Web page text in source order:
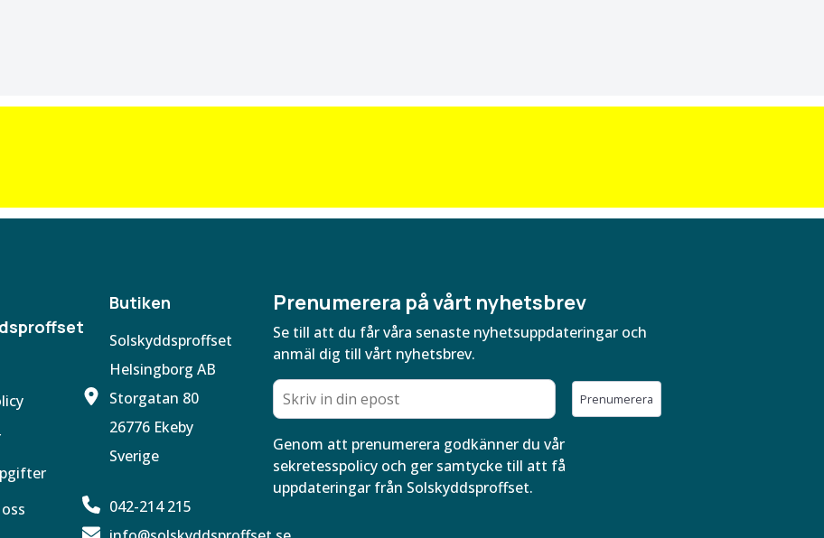
Butiken
Solskyddsproffset
Helsingborg AB
Storgatan 80
26776 Ekeby
Sverige
042-214 215
Prenumerera på vårt nyhetsbrev
Se till att du får våra senaste nyhetsuppdateringar och
anmäl dig till vårt nyhetsbrev.
Prenumerera
Genom att prenumerera godkänner du vår
sekretesspolicy och ger samtycke till att få
uppdateringar från Solskyddsproffset.